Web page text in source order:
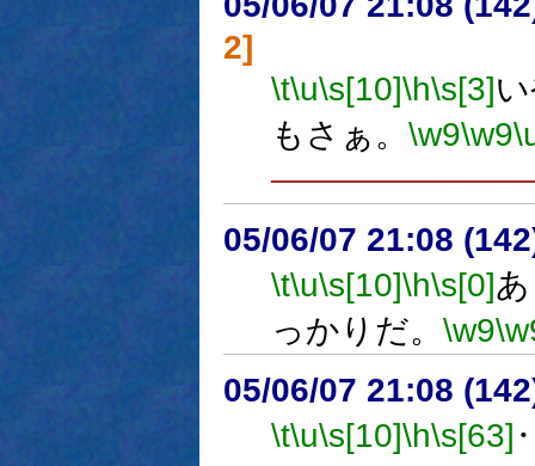
2]
\t\u\s[10]\h\s[3]
もさぁ。 \w9\w9
05/06/07 21:08
\t\u\s[10]\h\s[0]
っかりだ。 \w9
05/06/07 21:08
\t\u\s[10]\h\s[63]